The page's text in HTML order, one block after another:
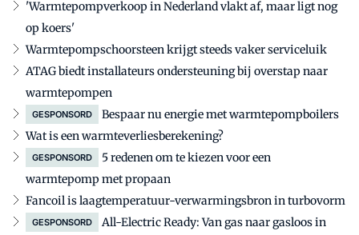
'Warmtepompverkoop in Nederland vlakt af, maar ligt nog
op koers'
Warmtepompschoorsteen krijgt steeds vaker serviceluik
ATAG biedt installateurs ondersteuning bij overstap naar
warmtepompen
GESPONSORD
Bespaar nu energie met warmtepompboilers
Wat is een warmteverliesberekening?
GESPONSORD
5 redenen om te kiezen voor een
warmtepomp met propaan
Fancoil is laagtemperatuur-verwarmingsbron in turbovorm
GESPONSORD All-Electric Ready: Van gas naar gasloos in